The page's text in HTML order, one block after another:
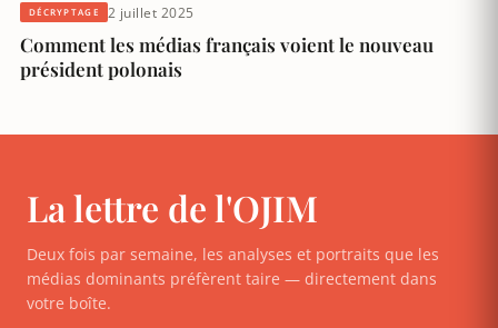
DÉCRYPTAGE 2 juillet 2025
Comment les médias français voient le nouveau
président polonais
La lettre de l'OJIM
Deux fois par semaine, les analyses et portraits que les
médias dominants préfèrent taire — directement dans
votre boîte.